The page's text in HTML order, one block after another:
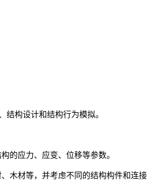
结构设计和结构行为模拟。
的应力、应变、位移等参数。
木材等，并考虑不同的结构构件和连接